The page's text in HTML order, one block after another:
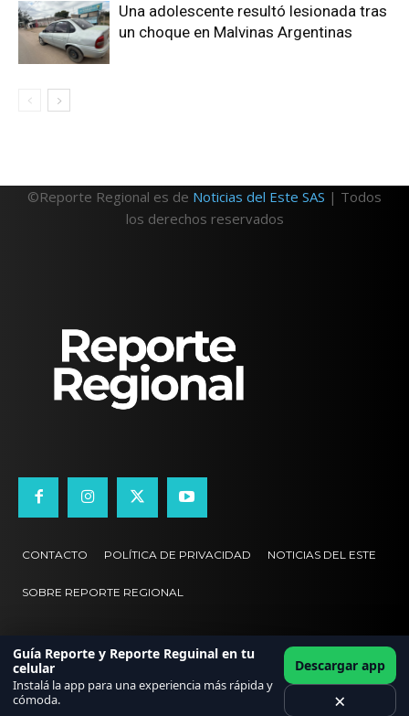
Una adolescente resultó lesionada tras
un choque en Malvinas Argentinas
©Reporte Regional es de Noticias del Este SAS | Todos
los derechos reservados
CONTACTO POLÍTICA DE PRIVACIDAD NOTICIAS DEL ESTE
SOBRE REPORTE REGIONAL
Guía Reporte y Reporte Reguinal en tu
celular
Instalá la app para una experiencia más rápida y
cómoda.
Descargar app
×